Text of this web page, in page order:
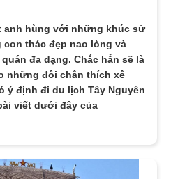
anh hùng với những khúc sử
thác đẹp nao lòng và
đa dạng. Chắc hẳn sẽ là
những đôi chân thích xê
ý định đi du lịch Tây Nguyên
viết dưới đây của
thông tin cực hữu ích.